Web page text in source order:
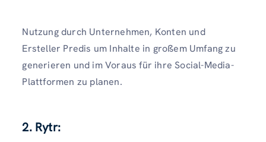
Nutzung durch Unternehmen, Konten und
Ersteller Predis um Inhalte in großem Umfang zu
generieren und im Voraus für ihre Social-Media-
Plattformen zu planen.
2. Rytr: